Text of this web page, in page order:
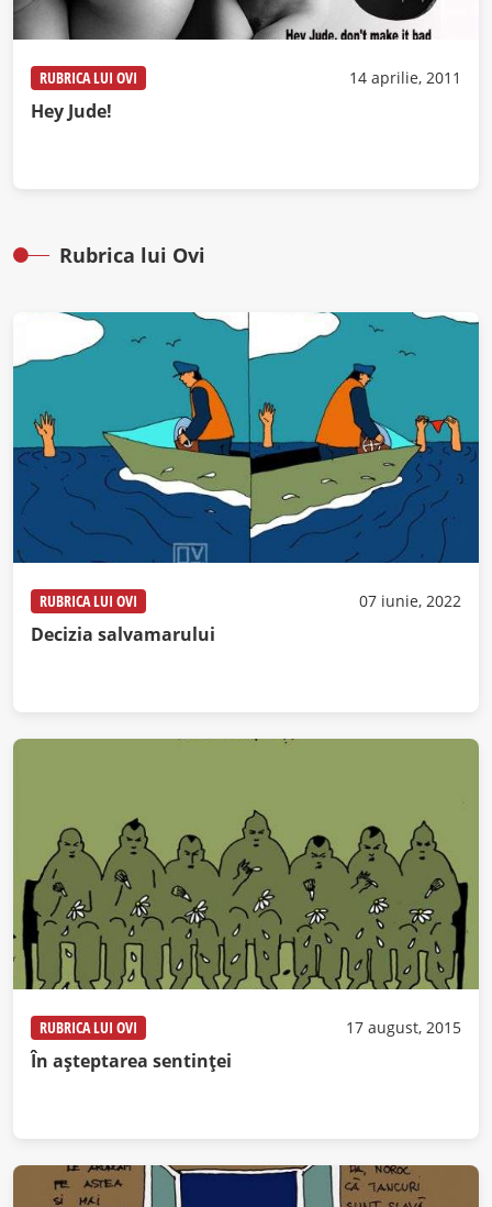
RUBRICA LUI OVI 14 aprilie, 2011
Hey Jude!
Rubrica lui Ovi
RUBRICA LUI OVI 07 iunie, 2022
Decizia salvamarului
RUBRICA LUI OVI 17 august, 2015
În așteptarea sentinței